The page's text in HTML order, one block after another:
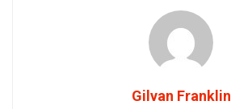
Gilvan Franklin